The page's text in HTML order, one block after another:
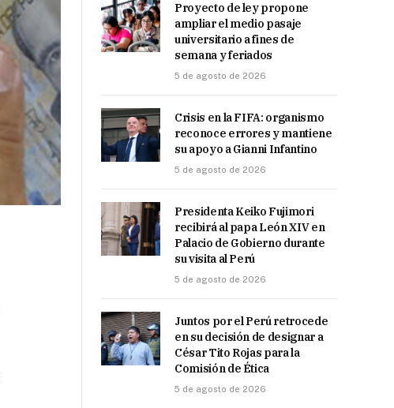
Proyecto de ley propone
ampliar el medio pasaje
universitario a fines de
semana y feriados
5 de agosto de 2026
Crisis en la FIFA: organismo
reconoce errores y mantiene
su apoyo a Gianni Infantino
5 de agosto de 2026
Presidenta Keiko Fujimori
recibirá al papa León XIV en
Palacio de Gobierno durante
su visita al Perú
5 de agosto de 2026
Juntos por el Perú retrocede
en su decisión de designar a
César Tito Rojas para la
Comisión de Ética
5 de agosto de 2026